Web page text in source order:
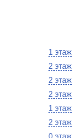
1 этаж
2 этаж
2 этаж
2 этаж
1 этаж
2 этаж
0 этаж